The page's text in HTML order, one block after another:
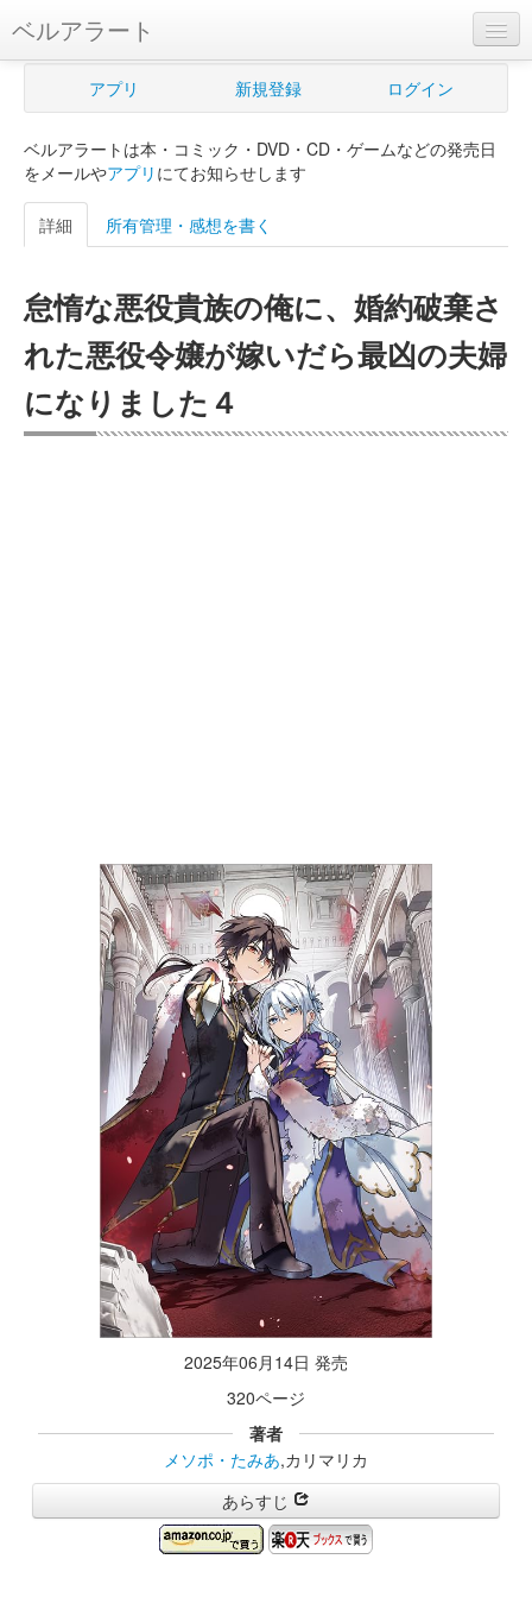
ベルアラート
ベルアラートとは
新規登録
ログイン
購入管理
Myシェルフ
プレミアム
アプリ 新規登録 ログイン
ベルアラートは本・コミック・DVD・CD・ゲームなどの発売日
をメールやアプリ にてお知らせします
詳細 所有管理・感想を書く
怠惰な悪役貴族の俺に、婚約破棄さ
れた悪役令嬢が嫁いだら最凶の夫婦
になりました４
2025年06月14日 発売
320ページ
著者
メソポ・たみあ,カリマリカ
あらすじ